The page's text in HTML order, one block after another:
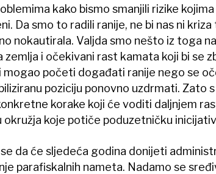
kako bismo smanjili rizike
Da smo to radili ranije, ne bi nas ni
nokautirala. Valjda smo nešto iz toga
zemlja i očekivani rast kamata koji bi se
mogao početi događati ranije nego se
poziciju ponovno uzdrmati. Zato
korake koji će voditi daljnjem
okružja koje potiče poduzetničku
da će sljedeća godina donijeti
parafiskalnih nameta. Nadamo se